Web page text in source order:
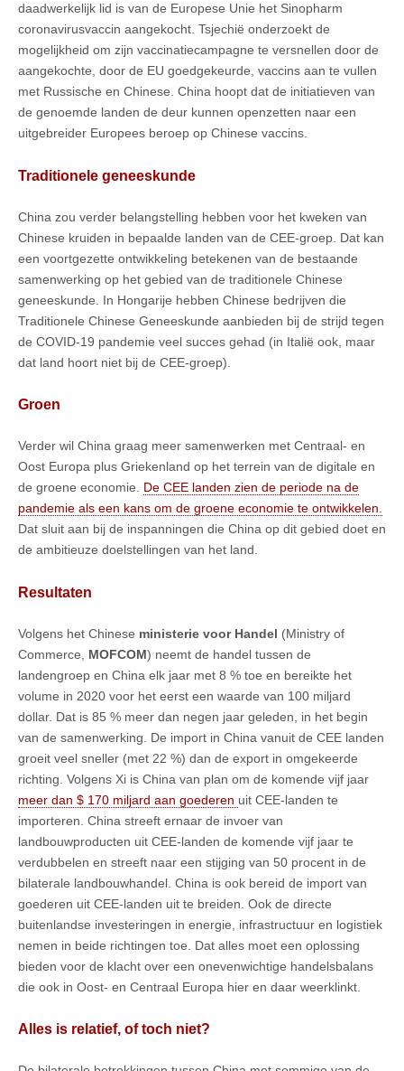
daadwerkelijk lid is van de Europese Unie het Sinopharm
coronavirusvaccin aangekocht. Tsjechië onderzoekt de
mogelijkheid om zijn vaccinatiecampagne te versnellen door de
aangekochte, door de EU goedgekeurde, vaccins aan te vullen
met Russische en Chinese. China hoopt dat de initiatieven van
de genoemde landen de deur kunnen openzetten naar een
uitgebreider Europees beroep op Chinese vaccins.
Traditionele geneeskunde
China zou verder belangstelling hebben voor het kweken van
Chinese kruiden in bepaalde landen van de CEE-groep. Dat kan
een voortgezette ontwikkeling betekenen van de bestaande
samenwerking op het gebied van de traditionele Chinese
geneeskunde. In Hongarije hebben Chinese bedrijven die
Traditionele Chinese Geneeskunde aanbieden bij de strijd tegen
de COVID-19 pandemie veel succes gehad (in Italië ook, maar
dat land hoort niet bij de CEE-groep).
Groen
Verder wil China graag meer samenwerken met Centraal- en
Oost Europa plus Griekenland op het terrein van de digitale en
de groene economie. De CEE landen zien de periode na de
pandemie als een kans om de groene economie te ontwikkelen.
Dat sluit aan bij de inspanningen die China op dit gebied doet en
de ambitieuze doelstellingen van het land.
Resultaten
Volgens het Chinese ministerie voor Handel (Ministry of
Commerce, MOFCOM) neemt de handel tussen de
landengroep en China elk jaar met 8 % toe en bereikte het
volume in 2020 voor het eerst een waarde van 100 miljard
dollar. Dat is 85 % meer dan negen jaar geleden, in het begin
van de samenwerking. De import in China vanuit de CEE landen
groeit veel sneller (met 22 %) dan de export in omgekeerde
richting. Volgens Xi is China van plan om de komende vijf jaar
meer dan $ 170 miljard aan goederen uit CEE-landen te
importeren. China streeft ernaar de invoer van
landbouwproducten uit CEE-landen de komende vijf jaar te
verdubbelen en streeft naar een stijging van 50 procent in de
bilaterale landbouwhandel. China is ook bereid de import van
goederen uit CEE-landen uit te breiden. Ook de directe
buitenlandse investeringen in energie, infrastructuur en logistiek
nemen in beide richtingen toe. Dat alles moet een oplossing
bieden voor de klacht over een onevenwichtige handelsbalans
die ook in Oost- en Centraal Europa hier en daar weerklinkt.
Alles is relatief, of toch niet?